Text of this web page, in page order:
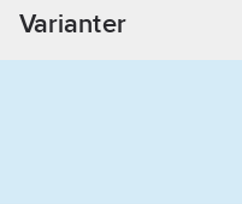
Varianter